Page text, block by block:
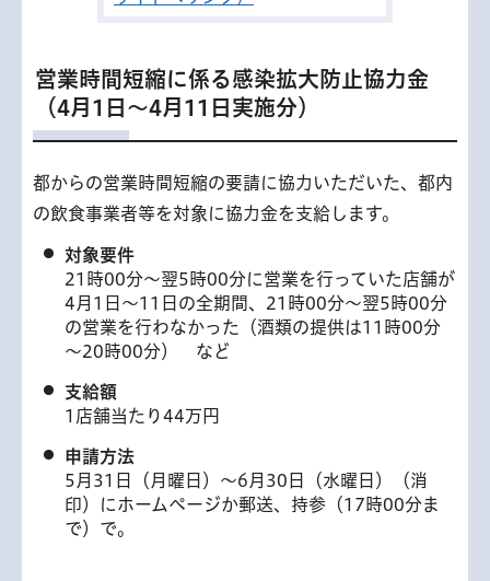
営業時間短縮に係る感染拡大防止協力金
（4月1日～4月11日実施分）
都からの営業時間短縮の要請に協力いただいた、都内
の飲食事業者等を対象に協力金を支給します。
対象要件
21時00分～翌5時00分に営業を行っていた店舗が
4月1日～11日の全期間、21時00分～翌5時00分
の営業を行わなかった（酒類の提供は11時00分
～20時00分） など
支給額
1店舗当たり44万円
申請方法
5月31日（月曜日）～6月30日（水曜日）（消
印）にホームページか郵送、持参（17時00分ま
で）で。